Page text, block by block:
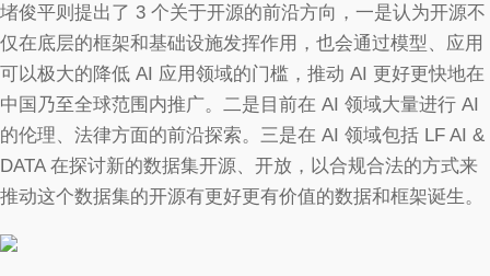
堵俊平则提出了 3 个关于开源的前沿方向，一是认为开源不
仅在底层的框架和基础设施发挥作用，也会通过模型、应用
可以极大的降低 AI 应用领域的门槛，推动 AI 更好更快地在
中国乃至全球范围内推广。二是目前在 AI 领域大量进行 AI
的伦理、法律方面的前沿探索。三是在 AI 领域包括 LF AI &
DATA 在探讨新的数据集开源、开放，以合规合法的方式来
推动这个数据集的开源有更好更有价值的数据和框架诞生。